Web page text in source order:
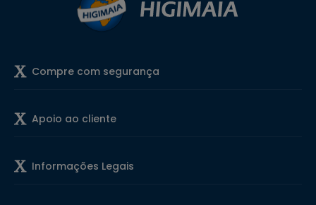
Compre com segurança
Apoio ao cliente
Informações Legais